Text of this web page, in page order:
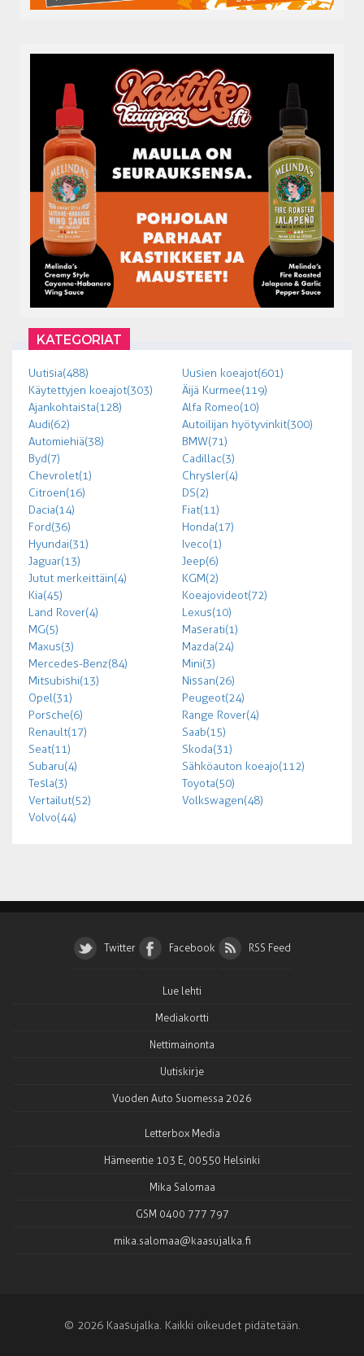
KATEGORIAT
Uutisia (488)
Uusien koeajot (601)
Käytettyjen koeajot (303)
Äijä Kurmee (119)
Ajankohtaista (128)
Alfa Romeo (10)
Audi (62)
Autoilijan hyötyvinkit (300)
Automiehiä (38)
BMW (71)
Byd (7)
Cadillac (3)
Chevrolet (1)
Chrysler (4)
Citroen (16)
DS (2)
Dacia (14)
Fiat (11)
Ford (36)
Honda (17)
Hyundai (31)
Iveco (1)
Jaguar (13)
Jeep (6)
Jutut merkeittäin (4)
KGM (2)
Kia (45)
Koeajovideot (72)
Land Rover (4)
Lexus (10)
MG (5)
Maserati (1)
Maxus (3)
Mazda (24)
Mercedes-Benz (84)
Mini (3)
Mitsubishi (13)
Nissan (26)
Opel (31)
Peugeot (24)
Porsche (6)
Range Rover (4)
Renault (17)
Saab (15)
Seat (11)
Skoda (31)
Subaru (4)
Sähköauton koeajo (112)
Tesla (3)
Toyota (50)
Vertailut (52)
Volkswagen (48)
Volvo (44)
Twitter Facebook RSS Feed
Lue lehti
Mediakortti
Nettimainonta
Uutiskirje
Vuoden Auto Suomessa 2026
Letterbox Media
Hämeentie 103 E, 00550 Helsinki
Mika Salomaa
GSM 0400 777 797
mika.salomaa@kaasujalka.fi
© 2026 Kaasujalka. Kaikki oikeudet pidätetään.